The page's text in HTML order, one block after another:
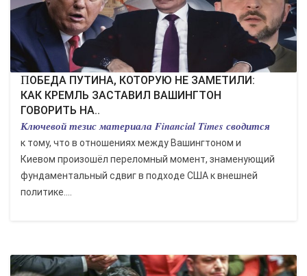
ПОБЕДА ПУТИНА, КОТОРУЮ НЕ ЗАМЕТИЛИ:
КАК КРЕМЛЬ ЗАСТАВИЛ ВАШИНГТОН
ГОВОРИТЬ НА..
Ключевой тезис материала Financial Times сводится
к тому, что в отношениях между Вашингтоном и
Киевом произошёл переломный момент, знаменующий
фундаментальный сдвиг в подходе США к внешней
политике....